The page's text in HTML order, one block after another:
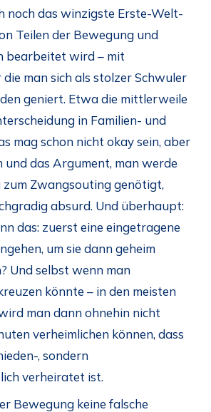
noch das winzigste Erste-Welt-
Teilen der Bewegung und
bearbeitet wird – mit
man sich als stolzer Schwuler
geniert. Etwa die mittlerweile
in Familien- und
mag schon nicht okay sein, aber
und das Argument, man werde
Zwangsouting genötigt,
absurd. Und überhaupt:
das: zuerst eine eingetragene
um sie dann geheim
Und selbst wenn man
könnte – in den meisten
man dann ohnehin nicht
verheimlichen können, dass
, sondern
verheiratet ist.
Bewegung keine falsche